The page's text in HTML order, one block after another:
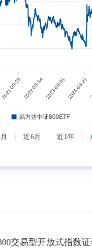
近6月 近1年
交易型开放式指数